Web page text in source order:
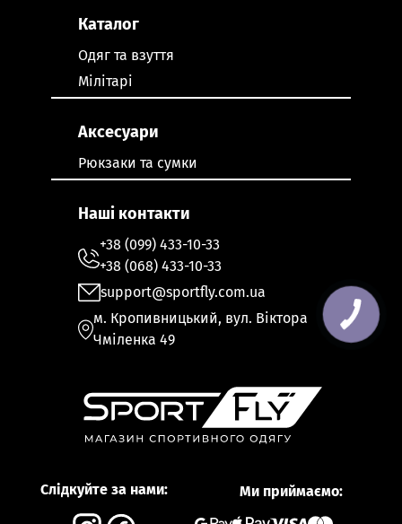
Слідкуйте за нами: Ми приймаємо:
Каталог
Одяг та взуття
Мілітарі
Аксесуари
Рюкзаки та сумки
Наші контакти
+38 (099) 433-10-33
+38 (068) 433-10-33
support@sportfly.com.ua
м. Кропивницький, вул. Віктора
Чміленка 49